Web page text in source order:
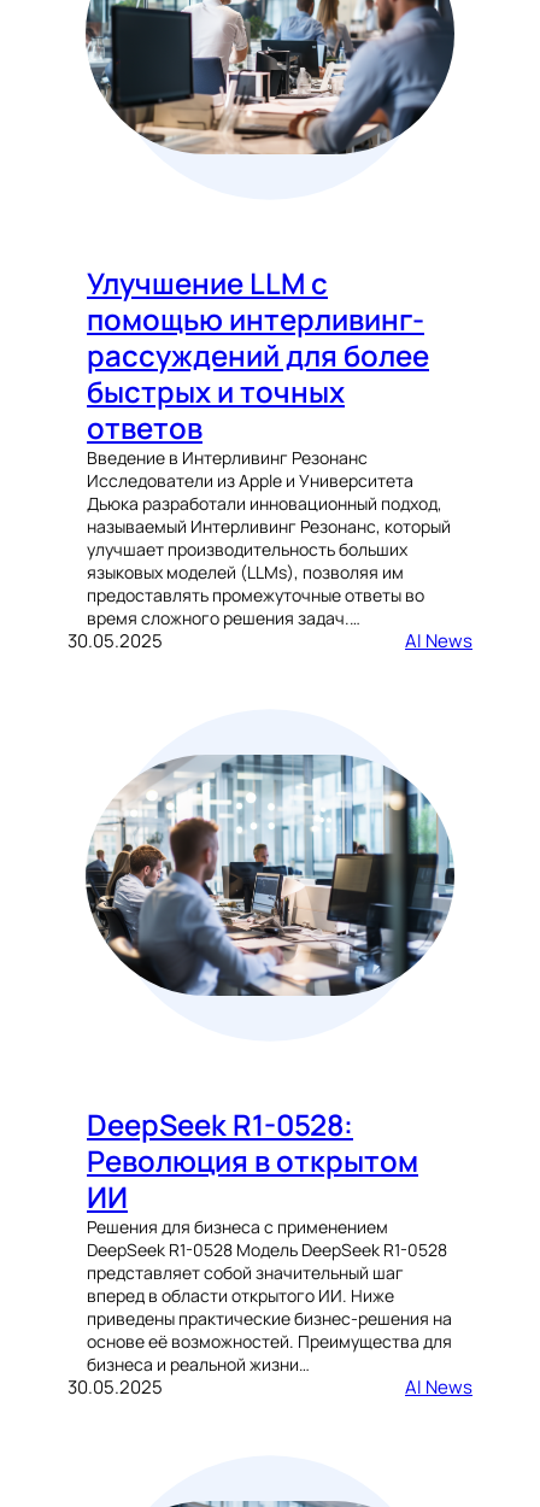
Улучшение LLM с
помощью интерливинг-
рассуждений для более
быстрых и точных
ответов
Введение в Интерливинг Резонанс
Исследователи из Apple и Университета
Дьюка разработали инновационный подход,
называемый Интерливинг Резонанс, который
улучшает производительность больших
языковых моделей (LLMs), позволяя им
предоставлять промежуточные ответы во
время сложного решения задач.…
30.05.2025 AI News
DeepSeek R1-0528:
Революция в открытом
ИИ
Решения для бизнеса с применением
DeepSeek R1-0528 Модель DeepSeek R1-0528
представляет собой значительный шаг
вперед в области открытого ИИ. Ниже
приведены практические бизнес-решения на
основе её возможностей. Преимущества для
бизнеса и реальной жизни…
30.05.2025 AI News